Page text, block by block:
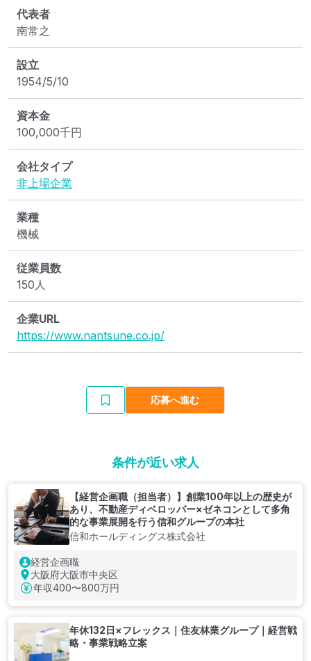
代表者
南常之
設立
1954/5/10
資本金
100,000千円
会社タイプ
非上場企業
業種
機械
従業員数
150人
企業URL
https://www.nantsune.co.jp/
応募へ進む
条件が近い求人
【経営企画職（担当者）】創業100年以上の歴史が
あり、不動産ディベロッパー×ゼネコンとして多角
的な事業展開を行う信和グループの本社
信和ホールディングス株式会社
経営企画職
大阪府大阪市中央区
年収400〜800万円
年休132日×フレックス｜住友林業グループ｜経営戦
略・事業戦略立案